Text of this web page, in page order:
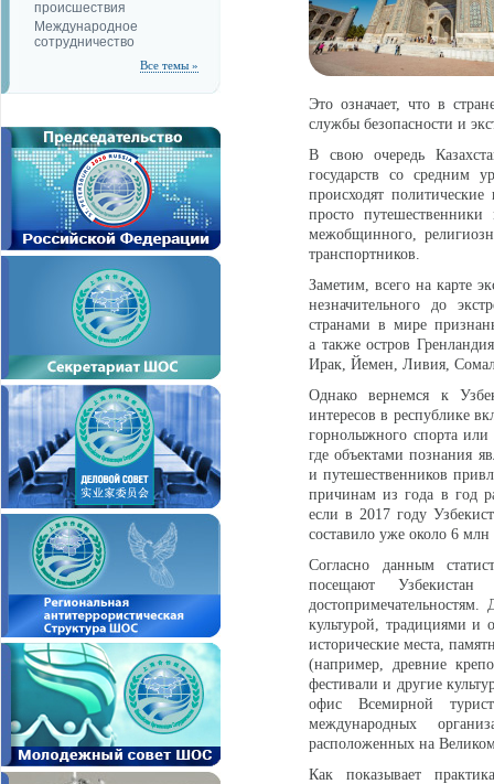
происшествия
Международное
сотрудничество
Все темы »
Это означает, что в
службы безопасности и
В свою очередь
государств со средним
происходят
просто
межобщинного,
транспортников.
Заметим, всего на карте
незначительного до
странами в мире
а также остров
Ирак, Йемен, Ливия,
Однако вернемся к
интересов в республике
горнолыжного спорта или
где объектами познания
и путешественников
причинам из года в год
если в 2017 году
составило уже около 6
Согласно данным
посещают
культурой, традициями и
исторические места,
(например, древние
фестивали и другие
офис Всемирной
международных
расположенных на
Как показывает